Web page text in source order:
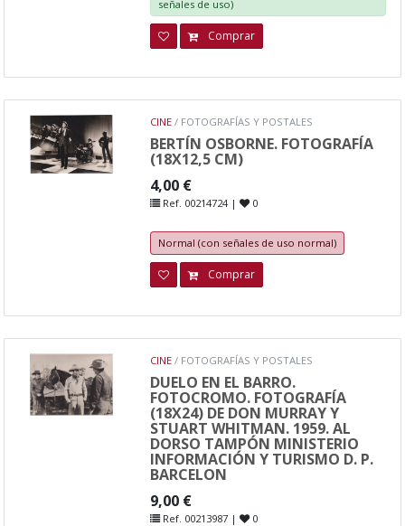
señales de uso)
Comprar
CINE / FOTOGRAFÍAS Y POSTALES
BERTÍN OSBORNE. FOTOGRAFÍA
(18X12,5 CM)
4,00 €
Ref. 00214724 | 0
Normal (con señales de uso normal)
Comprar
CINE / FOTOGRAFÍAS Y POSTALES
DUELO EN EL BARRO.
FOTOCROMO. FOTOGRAFÍA
(18X24) DE DON MURRAY Y
STUART WHITMAN. 1959. AL
DORSO TAMPÓN MINISTERIO
INFORMACIÓN Y TURISMO D. P.
BARCELON
9,00 €
Ref. 00213987 | 0